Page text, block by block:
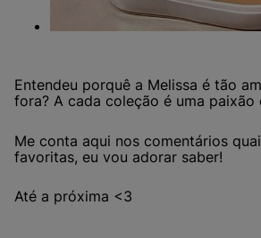
Entendeu porquê a Melissa é tão
fora? A cada coleção é uma paixão
Me conta aqui nos comentários
favoritas, eu vou adorar saber!
Até a próxima <3